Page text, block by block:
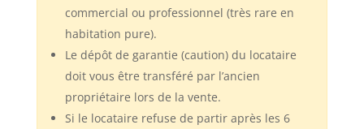
commercial ou professionnel (très rare en
habitation pure).
Le dépôt de garantie (caution) du locataire
doit vous être transféré par l’ancien
propriétaire lors de la vente.
Si le locataire refuse de partir après les 6